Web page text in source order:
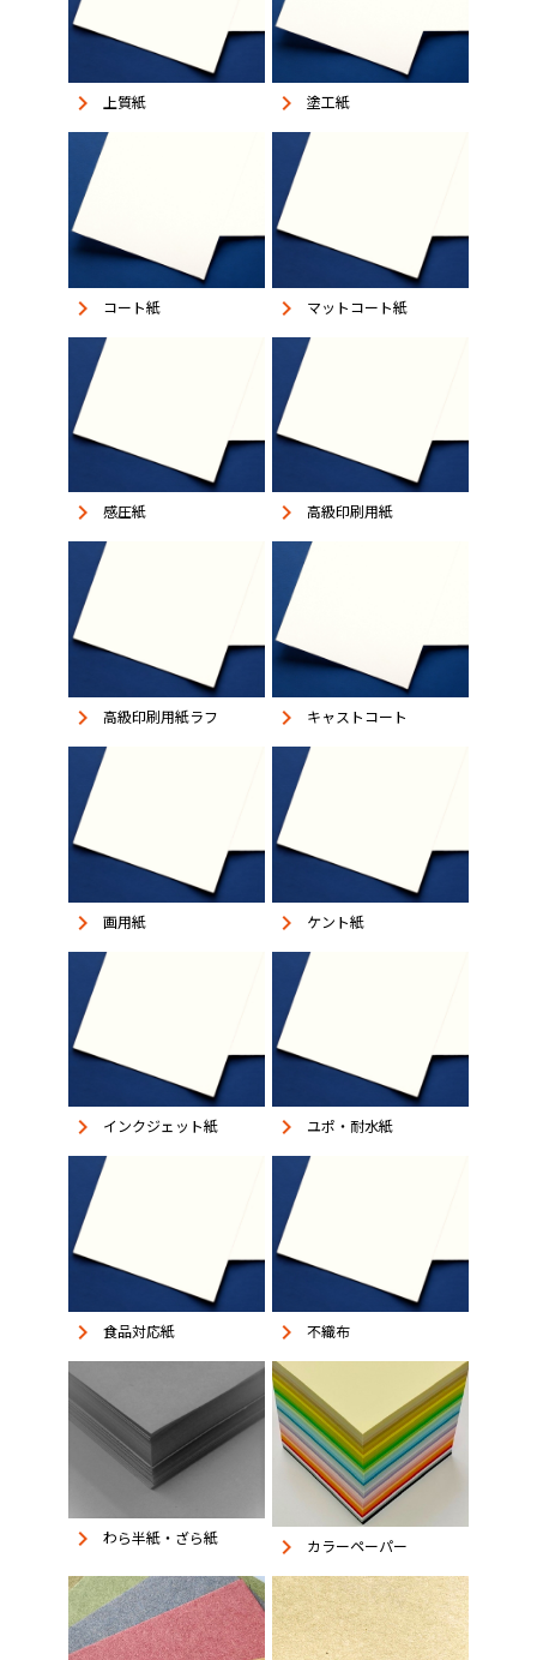
keyboard_arrow_right 上質紙 keyboard_arrow_right 塗工紙
keyboard_arrow_right コート紙 keyboard_arrow_right マットコート紙
keyboard_arrow_right 感圧紙 keyboard_arrow_right 高級印刷用紙
keyboard_arrow_right 高級印刷用紙ラフ keyboard_arrow_right キャストコート
keyboard_arrow_right 画用紙 keyboard_arrow_right ケント紙
keyboard_arrow_right インクジェット紙 keyboard_arrow_right ユポ・耐水紙
keyboard_arrow_right 食品対応紙 keyboard_arrow_right 不織布
keyboard_arrow_right わら半紙・ざら紙 keyboard_arrow_right カラーペーパー